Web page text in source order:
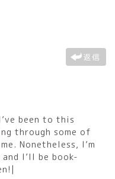
返信
been to this
through some of
Nonetheless, I’m
I’ll be book-